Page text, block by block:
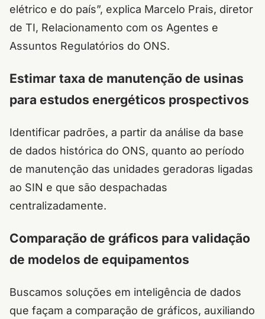
elétrico e do país”, explica Marcelo Prais, diretor
de TI, Relacionamento com os Agentes e
Assuntos Regulatórios do ONS.
Estimar taxa de manutenção de usinas
para estudos energéticos prospectivos
Identificar padrões, a partir da análise da base
de dados histórica do ONS, quanto ao período
de manutenção das unidades geradoras ligadas
ao SIN e que são despachadas
centralizadamente.
Comparação de gráficos para validação
de modelos de equipamentos
Buscamos soluções em inteligência de dados
que façam a comparação de gráficos, auxiliando